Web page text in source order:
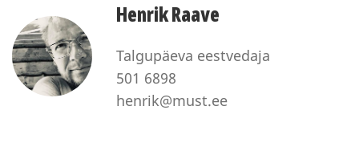
Henrik Raave
Talgupäeva eestvedaja
501 6898
henrik@must.ee